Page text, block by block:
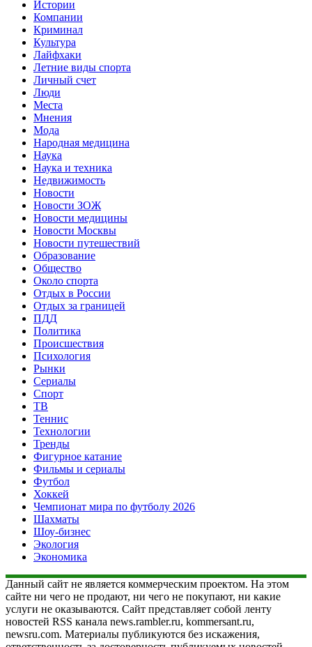
Истории
Компании
Криминал
Культура
Лайфхаки
Летние виды спорта
Личный счет
Люди
Места
Мнения
Мода
Народная медицина
Наука
Наука и техника
Недвижимость
Новости
Новости ЗОЖ
Новости медицины
Новости Москвы
Новости путешествий
Образование
Общество
Около спорта
Отдых в России
Отдых за границей
ПДД
Политика
Происшествия
Психология
Рынки
Сериалы
Спорт
ТВ
Теннис
Технологии
Тренды
Фигурное катание
Фильмы и сериалы
Футбол
Хоккей
Чемпионат мира по футболу 2026
Шахматы
Шоу-бизнес
Экология
Экономика
Данный сайт не является коммерческим проектом. На этом
сайте ни чего не продают, ни чего не покупают, ни какие
услуги не оказываются. Сайт представляет собой ленту
новостей RSS канала news.rambler.ru, kommersant.ru,
newsru.com. Материалы публикуются без искажения,